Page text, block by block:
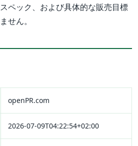
ペック、および具体的な販売目標
せん。
openPR.com
2026-07-09T04:22:54+02:00